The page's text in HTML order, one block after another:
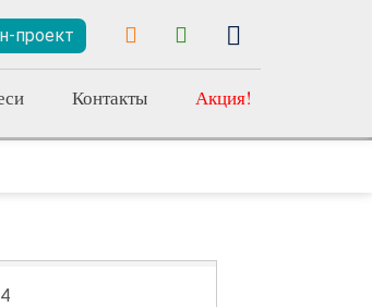
проект
Контакты Акция!